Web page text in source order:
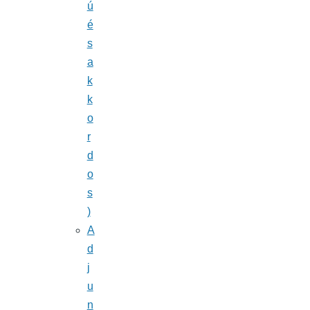
ú
é
s
a
k
k
o
r
d
o
s
)
A
d
j
u
n